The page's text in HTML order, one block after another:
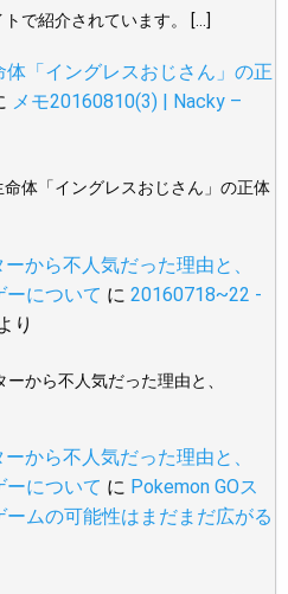
で紹介されています。 […]
体「イングレスおじさん」の正
メモ20160810(3) | Nacky –
体「イングレスおじさん」の正体
から不人気だった理由と、
ーについて に 20160718~22 -
り
から不人気だった理由と、
から不人気だった理由と、
ーについて に Pokemon GOス
ームの可能性はまだまだ広がる